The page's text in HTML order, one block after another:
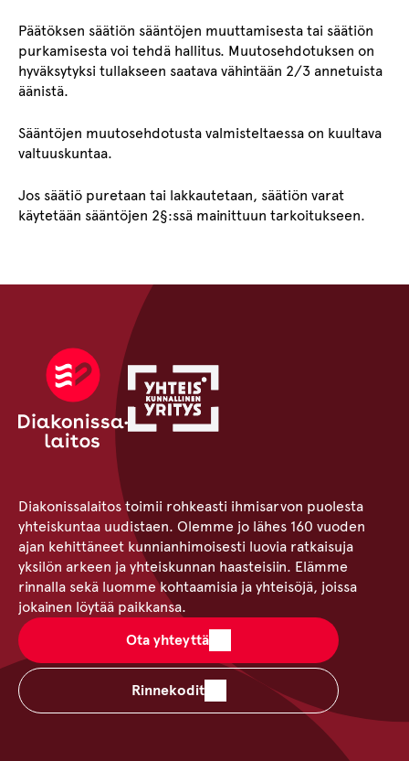
Päätöksen säätiön sääntöjen muuttamisesta tai säätiön
purkamisesta voi tehdä hallitus. Muutosehdotuksen on
hyväksytyksi tullakseen saatava vähintään 2/3 annetuista
äänistä.
Sääntöjen muutosehdotusta valmisteltaessa on kuultava
valtuuskuntaa.
Jos säätiö puretaan tai lakkautetaan, säätiön varat
käytetään sääntöjen 2§:ssä mainittuun tarkoitukseen.
Diakonissalaitos toimii rohkeasti ihmisarvon puolesta
yhteiskuntaa uudistaen. Olemme jo lähes 160 vuoden
ajan kehittäneet kunnianhimoisesti luovia ratkaisuja
yksilön arkeen ja yhteiskunnan haasteisiin. Elämme
rinnalla sekä luomme kohtaamisia ja yhteisöjä, joissa
jokainen löytää paikkansa.
Ota yhteyttä
Rinnekodit